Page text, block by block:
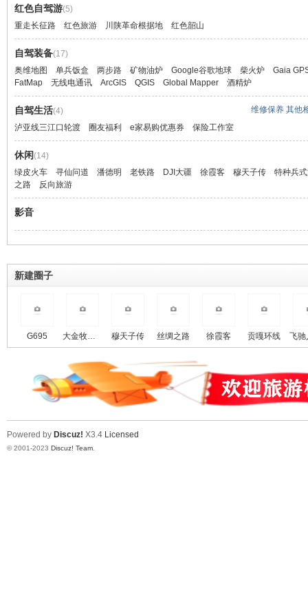
http://www.023115.com/forum.p
新都桥唐古特酒店
hp? ... =1182&fromuid=4
线路介绍
总
http://www.023115.com/forum.p
hp? ... d=113&fromuid=4
泸亚线沿河线
http://www.023115.com/forum.p
hp? ... =1296&fromuid=4
三江口新渡口：
15198660925（玲玲）
三江口老渡口：139 8880
泸亚线10条线视频讲解
http://www.023115.com/forum.p
http://www.023115.com/forum.p
泸亚线中、东、西、南轨迹下载
http://www.023115.com/forum.p
hp?mod=forumdisplay&fid=73
洛河大桥）主体工程基本完成
https://www.023115.com/forum.
http://www.023115.com/forum.p
hp?
2023年5月3日晚上21时，德贡
备保通条件，目前德贡公路道路
2022年6月30日德贡公路孔雀山
http://www.023115.com/forum.p
mod=viewthread&tid=13433
德贡公路相关信息点击这里了解
书合称这两段
分
段，如今108
乐西公路[乐
红色自驾游(5)
重走长征路
红色旅游 川陕革命根据地 红色韶山
自驾装备(17)
奥维地图
单兵饭盒 两步路 矿物油炉 Google谷歌地球 柴火炉
Gaia
FatMap
无线电通讯 ArcGIS QGIS Global Mapper 酒精炉
维修保养 其他
自驾生活(4)
泸亚线三江口轮渡
圈友福利 e家易购优惠券 保险工作室
休闲(14)
绿皮火车
寻仙问道 潘德明 老铁路 DJI大疆 徐霞客 穆天子传
特种兵
之路
反向旅游
影音
新建圈子
G695 大金牧道穿越环线 穆天子传 丝绸之路 徐霞客 贡嘎环线
Powered by Discuz! X3.4 Licensed
© 2001-2023 Discuz! Team